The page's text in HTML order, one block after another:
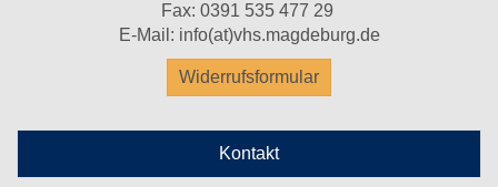
Fax: 0391 535 477 29
E-Mail: info(at)vhs.magdeburg.de
Widerrufsformular
Kontakt